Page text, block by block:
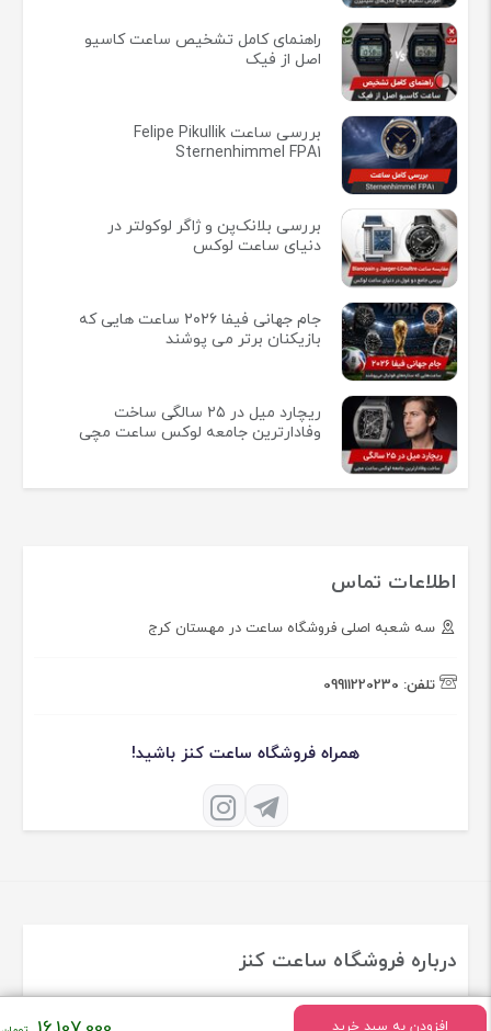
افزودن به سبد خرید
راهنمای کامل تشخیص ساعت کاسیو
اصل از فیک
بررسی ساعت Felipe Pikullik
Sternenhimmel FPA1
بررسی بلانک‌پن و ژاگر لوکولتر در
دنیای ساعت لوکس
جام جهانی فیفا ۲۰۲۶ ساعت هایی که
بازیکنان برتر می پوشند
ریچارد میل در ۲۵ سالگی ساخت
وفادارترین جامعه لوکس ساعت مچی
اطلاعات تماس
سه شعبه اصلی فروشگاه ساعت در مهستان کرج
تلفن: 09911220230
همراه فروشگاه ساعت کنز باشید!
درباره فروشگاه ساعت کنز